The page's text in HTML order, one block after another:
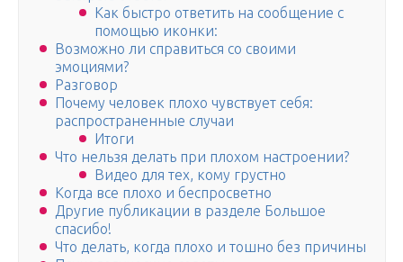
Как быстро ответить на сообщение с
помощью иконки:
Возможно ли справиться со своими
эмоциями?
Разговор
Почему человек плохо чувствует себя:
распространенные случаи
Итоги
Что нельзя делать при плохом настроении?
Видео для тех, кому грустно
Когда все плохо и беспросветно
Другие публикации в разделе Большое
спасибо!
Что делать, когда плохо и тошно без причины